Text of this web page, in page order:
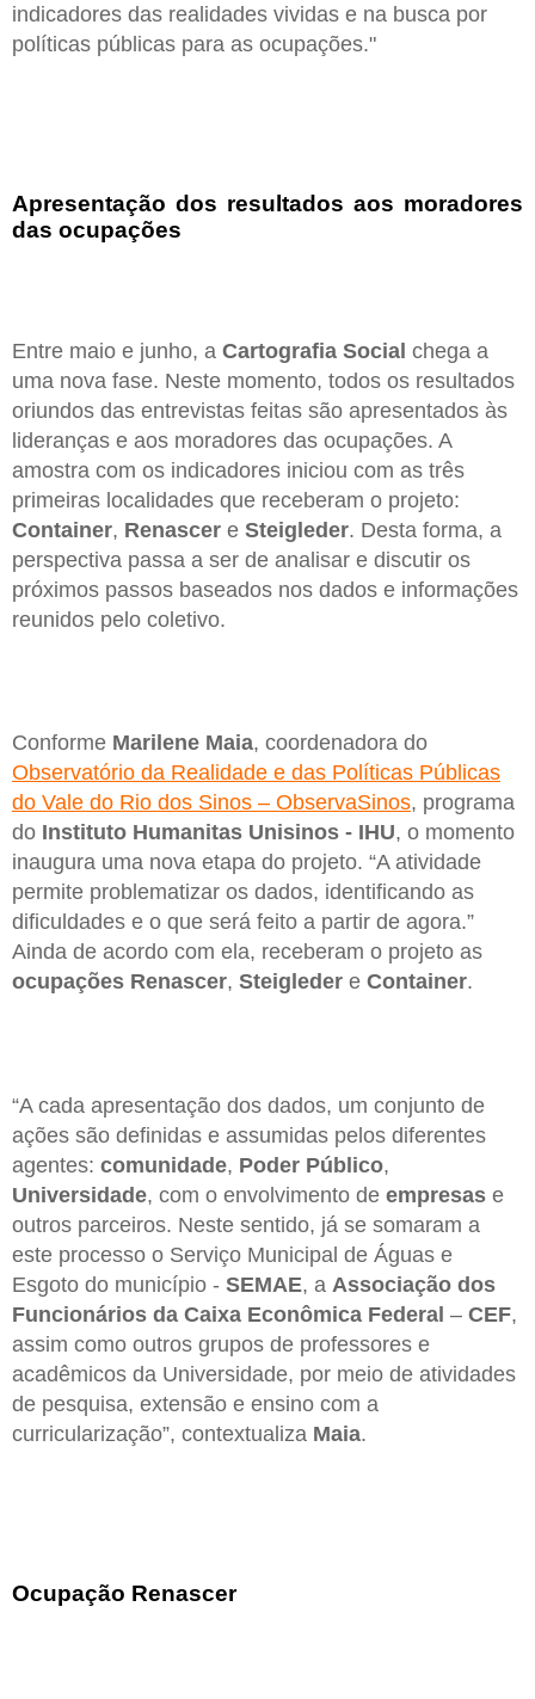
indicadores das realidades vividas e na busca por
políticas públicas para as ocupações."
Apresentação dos resultados aos moradores
das ocupações
Entre maio e junho, a Cartografia Social chega a
uma nova fase. Neste momento, todos os resultados
oriundos das entrevistas feitas são apresentados às
lideranças e aos moradores das ocupações. A
amostra com os indicadores iniciou com as três
primeiras localidades que receberam o projeto:
Container, Renascer e Steigleder. Desta forma, a
perspectiva passa a ser de analisar e discutir os
próximos passos baseados nos dados e informações
reunidos pelo coletivo.
Conforme Marilene Maia, coordenadora do
Observatório da Realidade e das Políticas Públicas
do Vale do Rio dos Sinos – ObservaSinos, programa
do Instituto Humanitas Unisinos - IHU, o momento
inaugura uma nova etapa do projeto. “A atividade
permite problematizar os dados, identificando as
dificuldades e o que será feito a partir de agora.”
Ainda de acordo com ela, receberam o projeto as
ocupações Renascer, Steigleder e Container.
“A cada apresentação dos dados, um conjunto de
ações são definidas e assumidas pelos diferentes
agentes: comunidade, Poder Público,
Universidade, com o envolvimento de empresas e
outros parceiros. Neste sentido, já se somaram a
este processo o Serviço Municipal de Águas e
Esgoto do município - SEMAE, a Associação dos
Funcionários da Caixa Econômica Federal – CEF,
assim como outros grupos de professores e
acadêmicos da Universidade, por meio de atividades
de pesquisa, extensão e ensino com a
curricularização”, contextualiza Maia.
Ocupação Renascer